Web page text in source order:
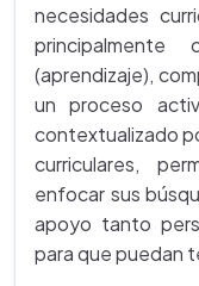
necesidades
(aprendizaje),
un proceso
contextualizado
curriculares,
enfocar sus
apoyo tanto
para que puedan